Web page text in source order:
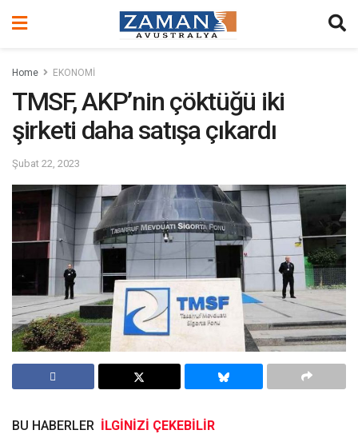
Home EKONOMİ
TMSF, AKP’nin çöktüğü iki
şirketi daha satışa çıkardı
Şubat 22, 2023
BU HABERLER İLGİNİZİ ÇEKEBİLİR